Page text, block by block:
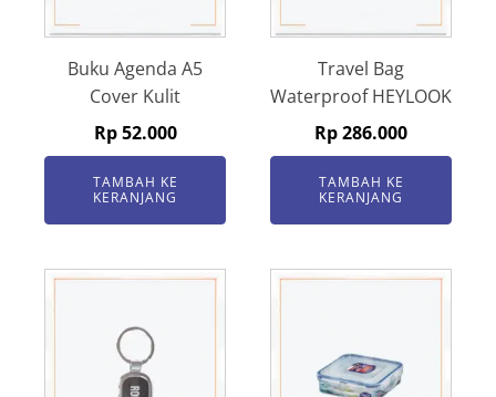
Buku Agenda A5
Cover Kulit
Rp52.000
TAMBAH KE
KERANJANG
Travel Bag
Waterproof HEYLOOK
Rp286.000
TAMBAH KE
KERANJANG